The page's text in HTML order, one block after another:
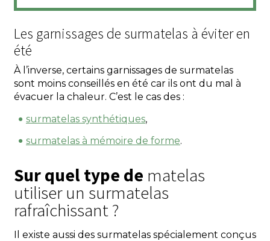
Les garnissages de surmatelas à éviter en
été
À l’inverse, certains garnissages de surmatelas
sont moins conseillés en été car ils ont du mal à
évacuer la chaleur. C’est le cas des :
surmatelas synthétiques,
surmatelas à mémoire de forme.
Sur quel type de matelas
utiliser un surmatelas
rafraîchissant ?
Il existe aussi des surmatelas spécialement conçus